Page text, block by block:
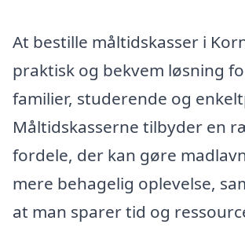
At bestille måltidskasser i
praktisk og bekvem løsning
familier, studerende og
Måltidskasserne tilbyder en
fordele, der kan gøre
mere behagelig oplevelse,
at man sparer tid og